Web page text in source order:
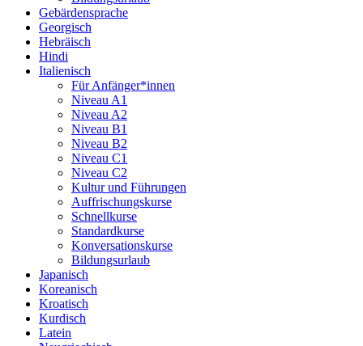
Gebärdensprache
Georgisch
Hebräisch
Hindi
Italienisch
Für Anfänger*innen
Niveau A1
Niveau A2
Niveau B1
Niveau B2
Niveau C1
Niveau C2
Kultur und Führungen
Auffrischungskurse
Schnellkurse
Standardkurse
Konversationskurse
Bildungsurlaub
Japanisch
Koreanisch
Kroatisch
Kurdisch
Latein